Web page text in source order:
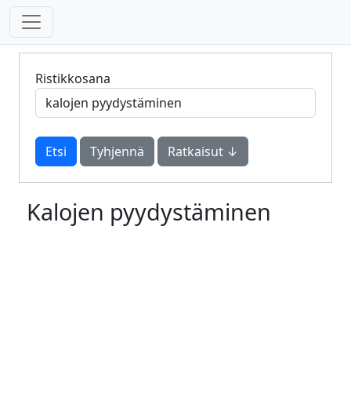
Ristikkosana
Tyhjennä Ratkaisut ↓
Kalojen pyydystäminen